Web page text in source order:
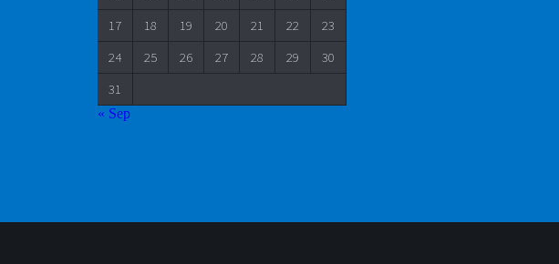
17
18 19 20 21 22
23
24
25 26 27 28 29
30
31
« Sep